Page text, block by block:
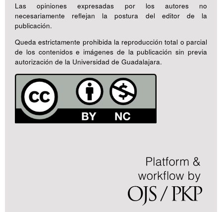
Las opiniones expresadas por los autores no
necesariamente reflejan la postura del editor de la
publicación.
Queda estrictamente prohibida la reproducción total o parcial
de los contenidos e imágenes de la publicación sin previa
autorización de la Universidad de Guadalajara.